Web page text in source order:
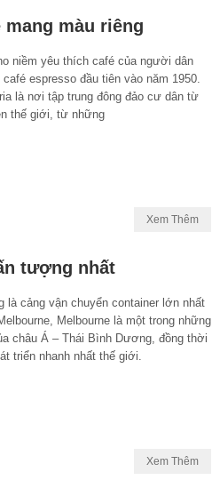
mang màu riêng
niềm yêu thích café của người dân
espresso đầu tiên vào năm 1950.
là nơi tập trung đông đảo cư dân từ
thế giới, từ những
Xem Thêm
tượng nhất
là cảng vận chuyển container lớn nhất
Melbourne là một trong những
châu Á – Thái Bình Dương, đồng thời
triển nhanh nhất thế giới.
Xem Thêm